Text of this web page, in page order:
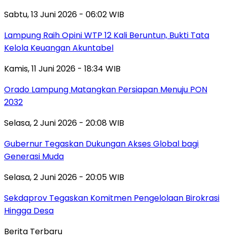
Sabtu, 13 Juni 2026 - 06:02 WIB
Lampung Raih Opini WTP 12 Kali Beruntun, Bukti Tata
Kelola Keuangan Akuntabel
Kamis, 11 Juni 2026 - 18:34 WIB
Orado Lampung Matangkan Persiapan Menuju PON
2032
Selasa, 2 Juni 2026 - 20:08 WIB
Gubernur Tegaskan Dukungan Akses Global bagi
Generasi Muda
Selasa, 2 Juni 2026 - 20:05 WIB
Sekdaprov Tegaskan Komitmen Pengelolaan Birokrasi
Hingga Desa
Berita Terbaru